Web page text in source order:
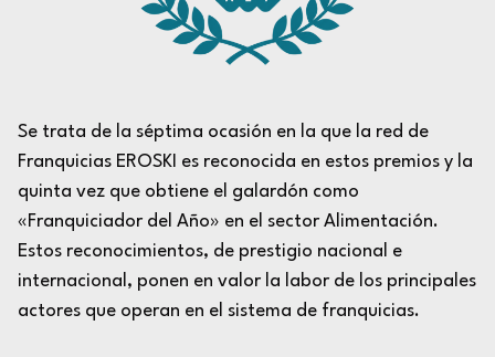
Se trata de la séptima ocasión en la que la red de
Franquicias EROSKI es reconocida en estos premios y la
quinta vez que obtiene el galardón como
«Franquiciador del Año» en el sector Alimentación.
Estos reconocimientos, de prestigio nacional e
internacional, ponen en valor la labor de los principales
actores que operan en el sistema de franquicias.